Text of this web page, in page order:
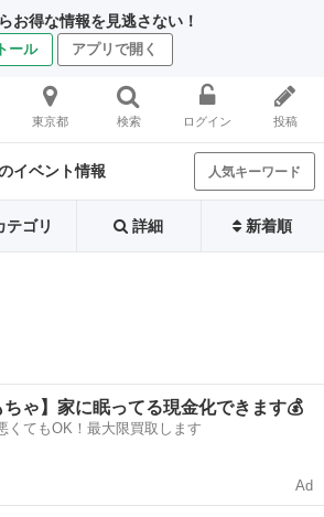
お得な情報を見逃さない！
ール アプリで開く
東京都 検索 ログイン 投稿
イベント情報 人気キーワード
テゴリ 詳細 新着順
ちゃ】家に眠ってる現金化できます💰
くてもOK！最大限買取します
Ad